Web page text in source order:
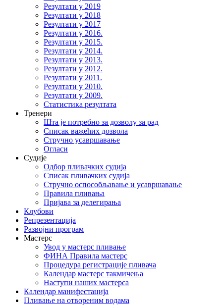
Резултати у 2019
Резултати у 2018
Резултати у 2017
Резултати у 2016.
Резултати у 2015.
Резултати у 2014.
Резултати у 2013.
Резултати у 2012.
Резултати у 2011.
Резултати у 2010.
Резултати у 2009.
Статистика резултата
Тренери
Шта је потребно за дозволу за рад
Списак важећих дозвола
Стручно усавршавање
Огласи
Судије
Одбор пливачких судија
Списак пливачких судија
Стручно оспособљавање и усавршавање
Правила пливања
Пријава за делегирања
Клубови
Репрезентација
Развојни програм
Мастерс
Увод у мастерс пливање
ФИНА Правила мастерс
Процедура регистрације пливача
Календар мастерс такмичења
Наступи наших мастерса
Календар манифестација
Пливање на отвореним водама